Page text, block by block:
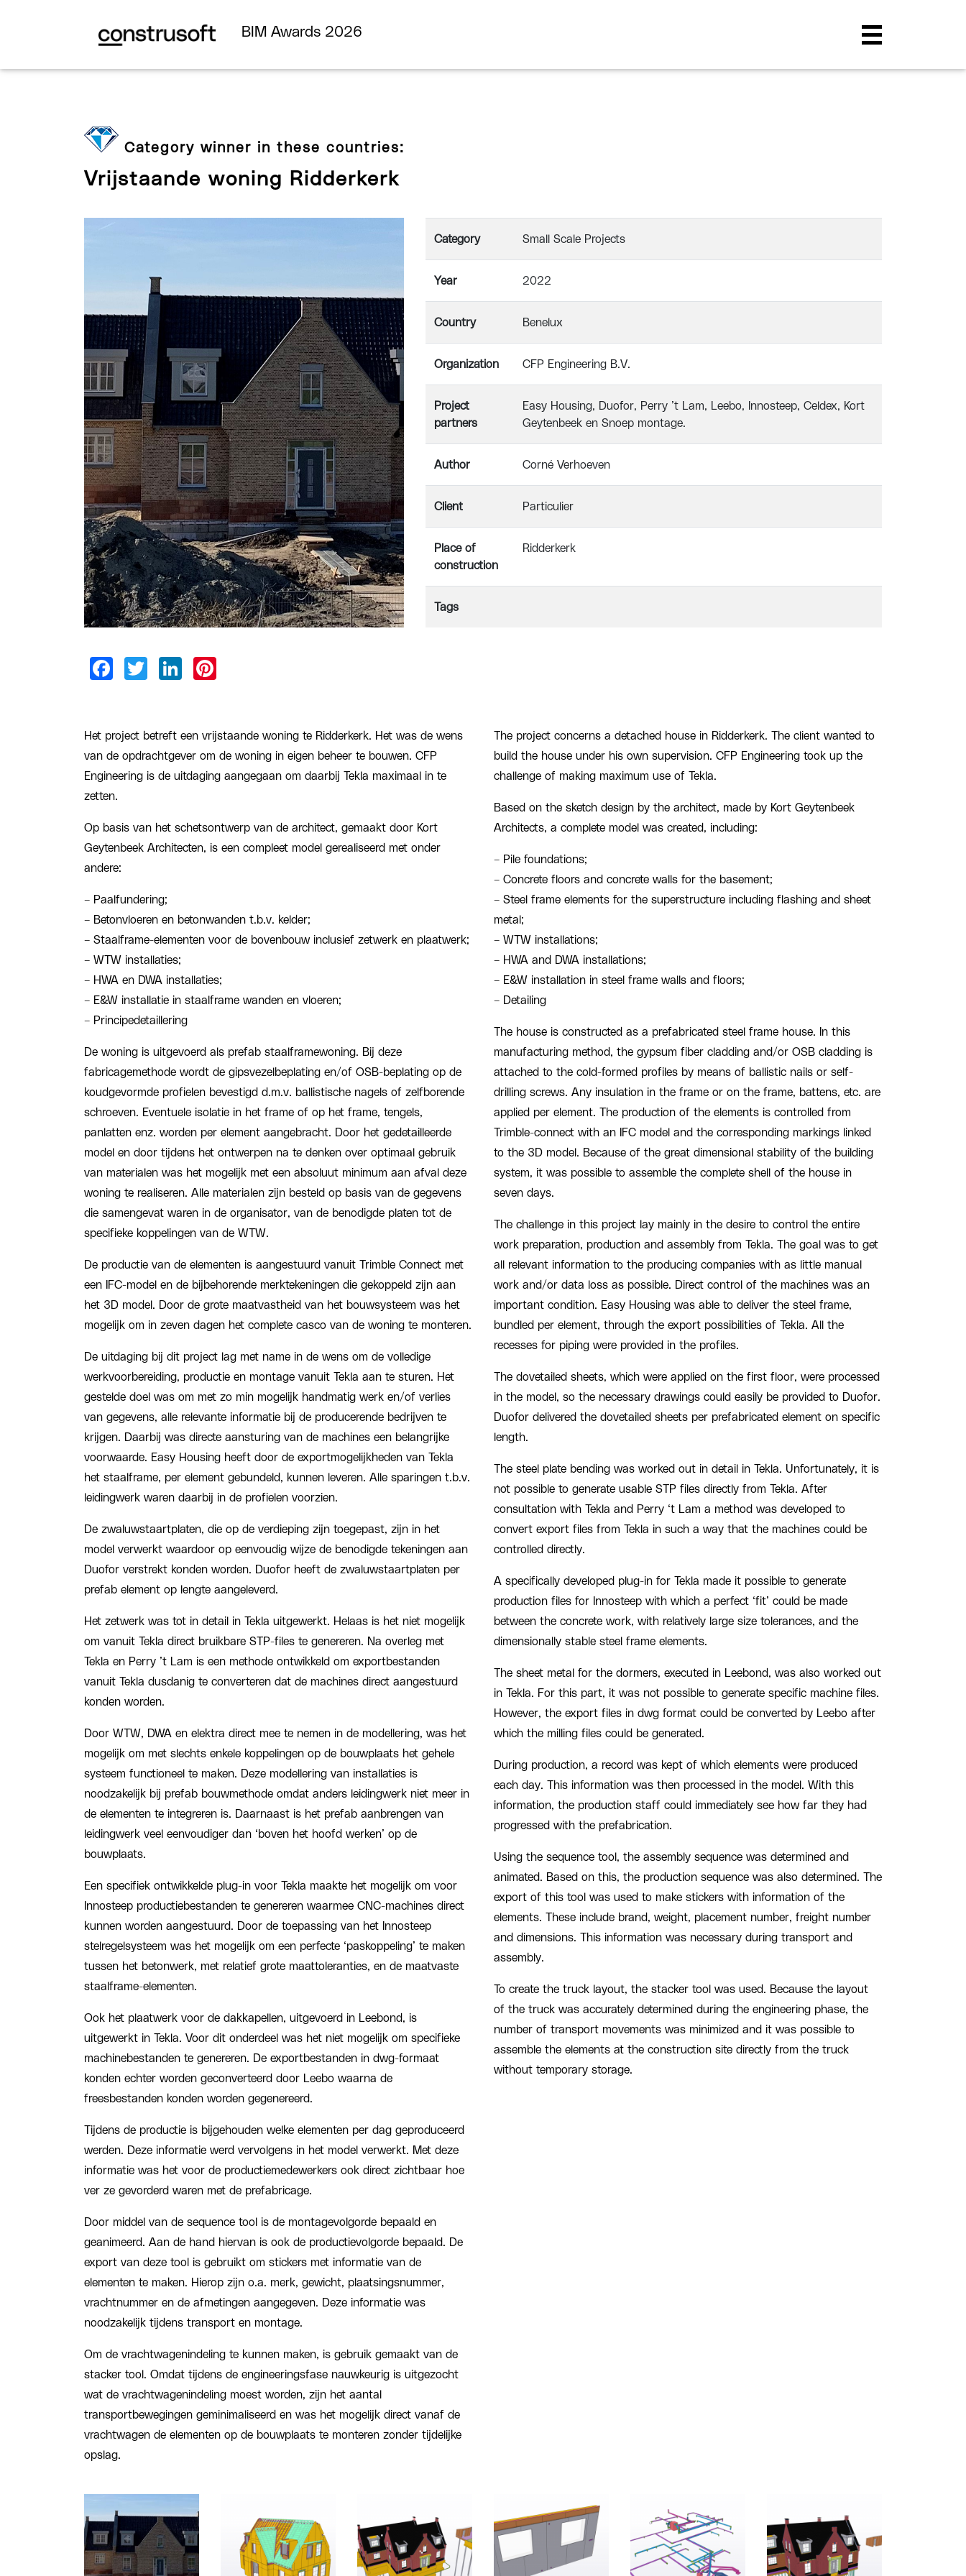
BIM Awards 2026
Category winner in these countries:
Vrijstaande woning Ridderkerk
Category Small Scale Projects
Year 2022
Country Benelux
Organization CFP Engineering B.V.
Project
partners
Easy Housing, Duofor, Perry ’t Lam, Leebo, Innosteep, Celdex, Kort
Geytenbeek en Snoep montage.
Author Corné Verhoeven
Client Particulier
Place of
construction
Ridderkerk
Tags
Het project betreft een vrijstaande woning te Ridderkerk. Het was de wens
van de opdrachtgever om de woning in eigen beheer te bouwen. CFP
Engineering is de uitdaging aangegaan om daarbij Tekla maximaal in te
zetten.
Op basis van het schetsontwerp van de architect, gemaakt door Kort
Geytenbeek Architecten, is een compleet model gerealiseerd met onder
andere:
– Paalfundering;
– Betonvloeren en betonwanden t.b.v. kelder;
– Staalframe-elementen voor de bovenbouw inclusief zetwerk en plaatwerk;
– WTW installaties;
– HWA en DWA installaties;
– E&W installatie in staalframe wanden en vloeren;
– Principedetaillering
De woning is uitgevoerd als prefab staalframewoning. Bij deze
fabricagemethode wordt de gipsvezelbeplating en/of OSB-beplating op de
koudgevormde profielen bevestigd d.m.v. ballistische nagels of zelfborende
schroeven. Eventuele isolatie in het frame of op het frame, tengels,
panlatten enz. worden per element aangebracht. Door het gedetailleerde
model en door tijdens het ontwerpen na te denken over optimaal gebruik
van materialen was het mogelijk met een absoluut minimum aan afval deze
woning te realiseren. Alle materialen zijn besteld op basis van de gegevens
die samengevat waren in de organisator, van de benodigde platen tot de
specifieke koppelingen van de WTW.
De productie van de elementen is aangestuurd vanuit Trimble Connect met
een IFC-model en de bijbehorende merktekeningen die gekoppeld zijn aan
het 3D model. Door de grote maatvastheid van het bouwsysteem was het
mogelijk om in zeven dagen het complete casco van de woning te monteren.
De uitdaging bij dit project lag met name in de wens om de volledige
werkvoorbereiding, productie en montage vanuit Tekla aan te sturen. Het
gestelde doel was om met zo min mogelijk handmatig werk en/of verlies
van gegevens, alle relevante informatie bij de producerende bedrijven te
krijgen. Daarbij was directe aansturing van de machines een belangrijke
voorwaarde. Easy Housing heeft door de exportmogelijkheden van Tekla
het staalframe, per element gebundeld, kunnen leveren. Alle sparingen t.b.v.
leidingwerk waren daarbij in de profielen voorzien.
De zwaluwstaartplaten, die op de verdieping zijn toegepast, zijn in het
model verwerkt waardoor op eenvoudig wijze de benodigde tekeningen aan
Duofor verstrekt konden worden. Duofor heeft de zwaluwstaartplaten per
prefab element op lengte aangeleverd.
Het zetwerk was tot in detail in Tekla uitgewerkt. Helaas is het niet mogelijk
om vanuit Tekla direct bruikbare STP-files te genereren. Na overleg met
Tekla en Perry ’t Lam is een methode ontwikkeld om exportbestanden
vanuit Tekla dusdanig te converteren dat de machines direct aangestuurd
konden worden.
Door WTW, DWA en elektra direct mee te nemen in de modellering, was het
mogelijk om met slechts enkele koppelingen op de bouwplaats het gehele
systeem functioneel te maken. Deze modellering van installaties is
noodzakelijk bij prefab bouwmethode omdat anders leidingwerk niet meer in
de elementen te integreren is. Daarnaast is het prefab aanbrengen van
leidingwerk veel eenvoudiger dan ‘boven het hoofd werken’ op de
bouwplaats.
Een specifiek ontwikkelde plug-in voor Tekla maakte het mogelijk om voor
Innosteep productiebestanden te genereren waarmee CNC-machines direct
kunnen worden aangestuurd. Door de toepassing van het Innosteep
stelregelsysteem was het mogelijk om een perfecte ‘paskoppeling’ te maken
tussen het betonwerk, met relatief grote maattoleranties, en de maatvaste
staalframe-elementen.
Ook het plaatwerk voor de dakkapellen, uitgevoerd in Leebond, is
uitgewerkt in Tekla. Voor dit onderdeel was het niet mogelijk om specifieke
machinebestanden te genereren. De exportbestanden in dwg-formaat
konden echter worden geconverteerd door Leebo waarna de
freesbestanden konden worden gegenereerd.
Tijdens de productie is bijgehouden welke elementen per dag geproduceerd
werden. Deze informatie werd vervolgens in het model verwerkt. Met deze
informatie was het voor de productiemedewerkers ook direct zichtbaar hoe
ver ze gevorderd waren met de prefabricage.
Door middel van de sequence tool is de montagevolgorde bepaald en
geanimeerd. Aan de hand hiervan is ook de productievolgorde bepaald. De
export van deze tool is gebruikt om stickers met informatie van de
elementen te maken. Hierop zijn o.a. merk, gewicht, plaatsingsnummer,
vrachtnummer en de afmetingen aangegeven. Deze informatie was
noodzakelijk tijdens transport en montage.
Om de vrachtwagenindeling te kunnen maken, is gebruik gemaakt van de
stacker tool. Omdat tijdens de engineeringsfase nauwkeurig is uitgezocht
wat de vrachtwagenindeling moest worden, zijn het aantal
transportbewegingen geminimaliseerd en was het mogelijk direct vanaf de
vrachtwagen de elementen op de bouwplaats te monteren zonder tijdelijke
opslag.
The project concerns a detached house in Ridderkerk. The client wanted to
build the house under his own supervision. CFP Engineering took up the
challenge of making maximum use of Tekla.
Based on the sketch design by the architect, made by Kort Geytenbeek
Architects, a complete model was created, including:
– Pile foundations;
– Concrete floors and concrete walls for the basement;
– Steel frame elements for the superstructure including flashing and sheet
metal;
– WTW installations;
– HWA and DWA installations;
– E&W installation in steel frame walls and floors;
– Detailing
The house is constructed as a prefabricated steel frame house. In this
manufacturing method, the gypsum fiber cladding and/or OSB cladding is
attached to the cold-formed profiles by means of ballistic nails or self-
drilling screws. Any insulation in the frame or on the frame, battens, etc. are
applied per element. The production of the elements is controlled from
Trimble-connect with an IFC model and the corresponding markings linked
to the 3D model. Because of the great dimensional stability of the building
system, it was possible to assemble the complete shell of the house in
seven days.
The challenge in this project lay mainly in the desire to control the entire
work preparation, production and assembly from Tekla. The goal was to get
all relevant information to the producing companies with as little manual
work and/or data loss as possible. Direct control of the machines was an
important condition. Easy Housing was able to deliver the steel frame,
bundled per element, through the export possibilities of Tekla. All the
recesses for piping were provided in the profiles.
The dovetailed sheets, which were applied on the first floor, were processed
in the model, so the necessary drawings could easily be provided to Duofor.
Duofor delivered the dovetailed sheets per prefabricated element on specific
length.
The steel plate bending was worked out in detail in Tekla. Unfortunately, it is
not possible to generate usable STP files directly from Tekla. After
consultation with Tekla and Perry ‘t Lam a method was developed to
convert export files from Tekla in such a way that the machines could be
controlled directly.
A specifically developed plug-in for Tekla made it possible to generate
production files for Innosteep with which a perfect ‘fit’ could be made
between the concrete work, with relatively large size tolerances, and the
dimensionally stable steel frame elements.
The sheet metal for the dormers, executed in Leebond, was also worked out
in Tekla. For this part, it was not possible to generate specific machine files.
However, the export files in dwg format could be converted by Leebo after
which the milling files could be generated.
During production, a record was kept of which elements were produced
each day. This information was then processed in the model. With this
information, the production staff could immediately see how far they had
progressed with the prefabrication.
Using the sequence tool, the assembly sequence was determined and
animated. Based on this, the production sequence was also determined. The
export of this tool was used to make stickers with information of the
elements. These include brand, weight, placement number, freight number
and dimensions. This information was necessary during transport and
assembly.
To create the truck layout, the stacker tool was used. Because the layout
of the truck was accurately determined during the engineering phase, the
number of transport movements was minimized and it was possible to
assemble the elements at the construction site directly from the truck
without temporary storage.